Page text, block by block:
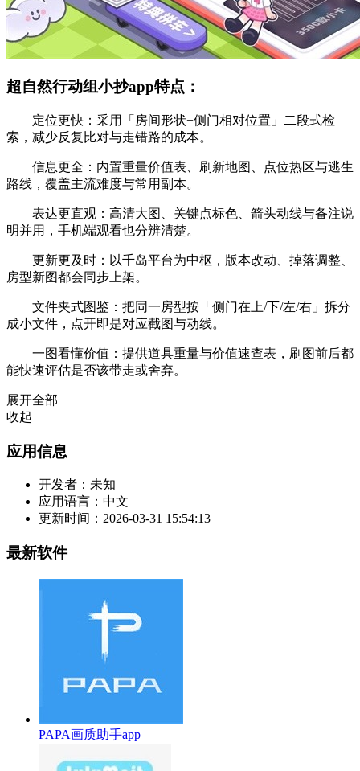
超自然行动组小抄app特点：
定位更快：采用「房间形状+侧门相对位置」二段式检
索，减少反复比对与走错路的成本。
信息更全：内置重量价值表、刷新地图、点位热区与逃生
路线，覆盖主流难度与常用副本。
表达更直观：高清大图、关键点标色、箭头动线与备注说
明并用，手机端观看也分辨清楚。
更新更及时：以千岛平台为中枢，版本改动、掉落调整、
房型新图都会同步上架。
文件夹式图鉴：把同一房型按「侧门在上/下/左/右」拆分
成小文件，点开即是对应截图与动线。
一图看懂价值：提供道具重量与价值速查表，刷图前后都
能快速评估是否该带走或舍弃。
展开全部
收起
应用信息
开发者： 未知
应用语言： 中文
更新时间： 2026-03-31 15:54:13
最新软件
PAPA画质助手app